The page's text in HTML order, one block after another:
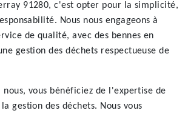
91280, c'est opter pour la simplicité,
Nous nous engageons à
de qualité, avec des bennes en
gestion des déchets respectueuse de
nous, vous bénéficiez de l'expertise de
gestion des déchets. Nous vous